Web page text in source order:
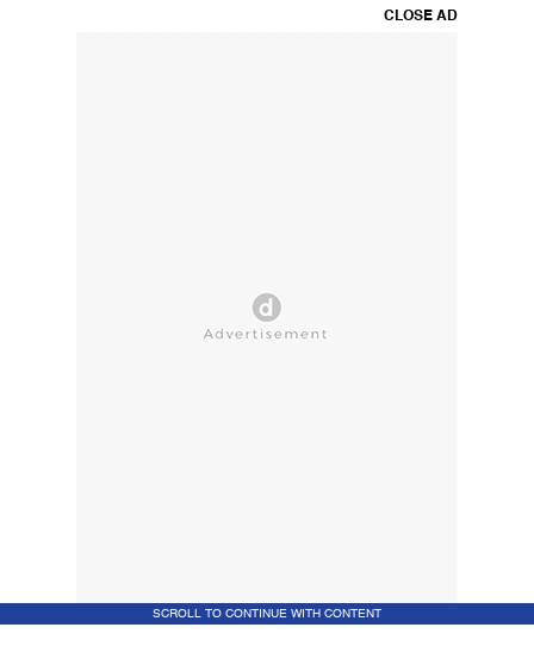
CLOSE AD
SCROLL TO CONTINUE WITH CONTENT